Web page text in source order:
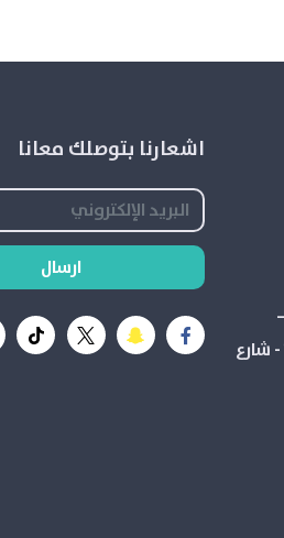
الدائري الشرقي بین مخرج 13 و14 - شارع
اشعارنا بتوصلك معانا
ارسال